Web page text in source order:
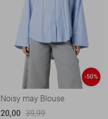
-50%
Noisy may Blouse
20,00 39,99